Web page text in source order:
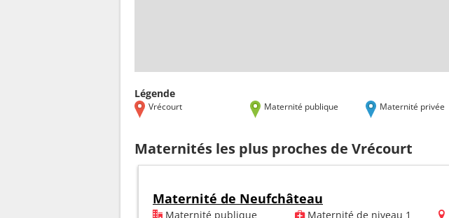
Légende
Vrécourt Maternité publique Maternité privée
Maternités les plus proches de Vrécourt
Maternité de Neufchâteau
Maternité publique Maternité de niveau 1